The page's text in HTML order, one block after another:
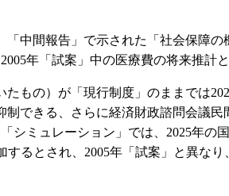
「中間報告」で示された「社会保障
年「試案」中の医療費の将来推計
もの）が「現行制度」のままでは
できる、さらに経済財政諮問会議
ミュレーション」では、2025年の
るとされ、2005年「試案」と異な